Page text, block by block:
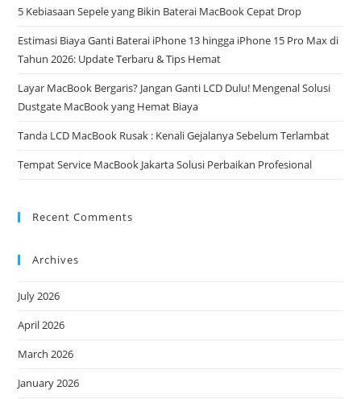
5 Kebiasaan Sepele yang Bikin Baterai MacBook Cepat Drop
Estimasi Biaya Ganti Baterai iPhone 13 hingga iPhone 15 Pro Max di
Tahun 2026: Update Terbaru & Tips Hemat
Layar MacBook Bergaris? Jangan Ganti LCD Dulu! Mengenal Solusi
Dustgate MacBook yang Hemat Biaya
Tanda LCD MacBook Rusak : Kenali Gejalanya Sebelum Terlambat
Tempat Service MacBook Jakarta Solusi Perbaikan Profesional
Recent Comments
Archives
July 2026
April 2026
March 2026
January 2026